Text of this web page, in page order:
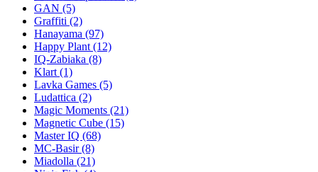
GAN (5)
Graffiti (2)
Hanayama (97)
Happy Plant (12)
IQ-Zabiaka (8)
Klart (1)
Lavka Games (5)
Ludattica (2)
Magic Moments (21)
Magnetic Cube (15)
Master IQ (68)
MC-Basir(8)
Miadolla (21)